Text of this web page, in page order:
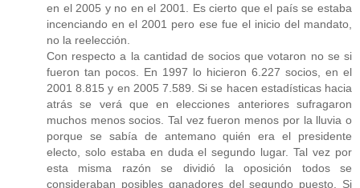
en el 2005 y no en el 2001. Es cierto que el país se estaba
incenciando en el 2001 pero ese fue el inicio del mandato,
no la reelección.
Con respecto a la cantidad de socios que votaron no se si
fueron tan pocos. En 1997 lo hicieron 6.227 socios, en el
2001 8.815 y en 2005 7.589. Si se hacen estadísticas hacia
atrás se verá que en elecciones anteriores sufragaron
muchos menos socios. Tal vez fueron menos por la lluvia o
porque se sabía de antemano quién era el presidente
electo, solo estaba en duda el segundo lugar. Tal vez por
esta misma razón se dividió la oposición todos se
consideraban posibles ganadores del segundo puesto. Si